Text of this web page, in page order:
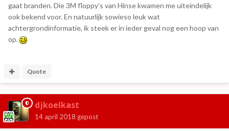
gaat branden. Die 3M floppy’s van Hinse kwamen me uiteindelijk
ook bekend voor. En natuurlijk sowieso leuk wat
achtergrondinformatie, ik steek er in ieder geval nog een hoop van
op.
Quote
djkoelkast
14 april 2018 gepost